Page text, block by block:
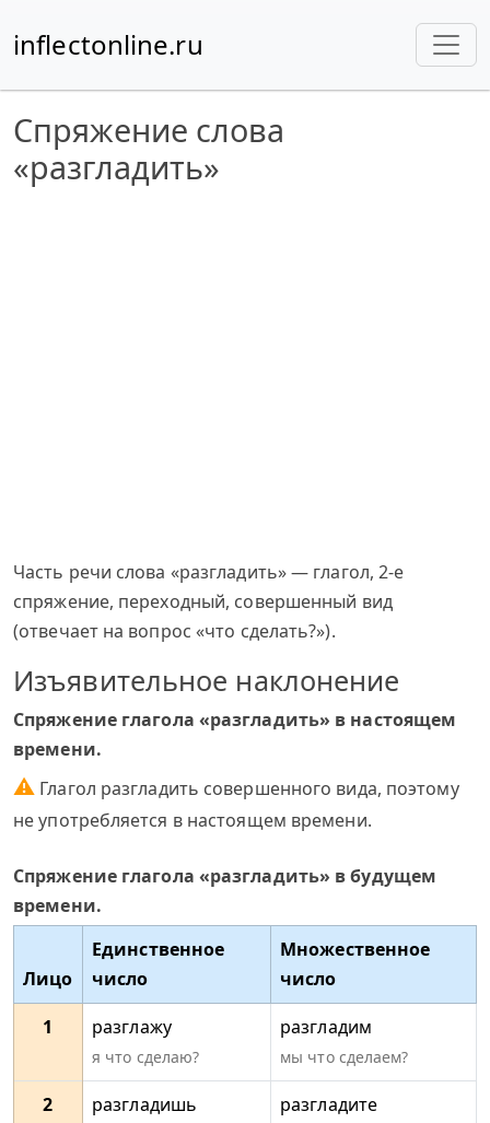
inflectonline.ru
Спряжение слова
«разгладить»
Часть речи слова «разгладить» — глагол, 2-е
спряжение, переходный, совершенный вид
(отвечает на вопрос «что сделать?»).
Изъявительное наклонение
Спряжение глагола «разгладить» в настоящем
времени.
⚠ Глагол разгладить совершенного вида, поэтому
не употребляется в настоящем времени.
Спряжение глагола «разгладить» в будущем
времени.
Лицо
Единственное
число
Множественное
число
1
разглажу
я что сделаю?
разгладим
мы что сделаем?
2 разгладишь разгладите